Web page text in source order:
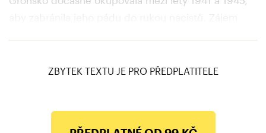
ZBYTEK TEXTU JE PRO PŘEDPLATITELE